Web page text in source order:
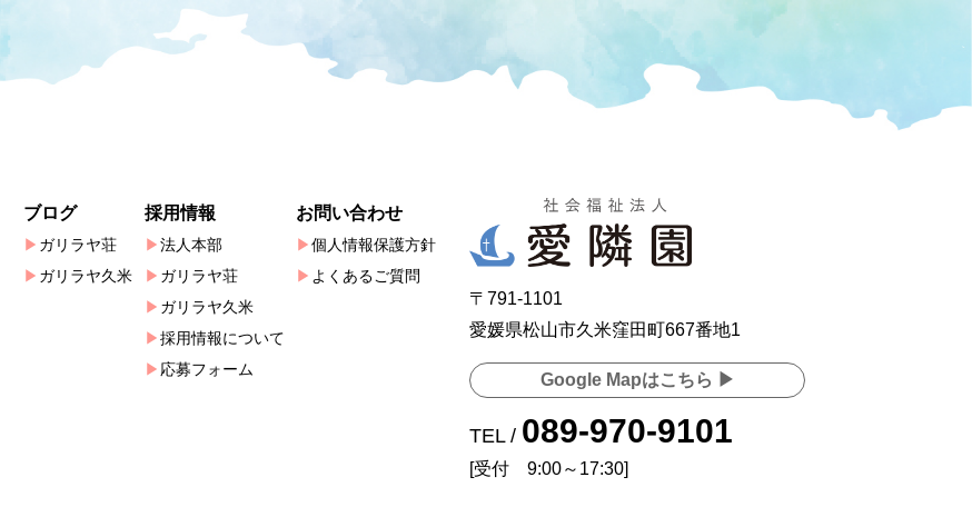
ブログ
ガリラヤ荘
ガリラヤ久米
採用情報
法人本部
ガリラヤ荘
ガリラヤ久米
採用情報について
応募フォーム
お問い合わせ
個人情報保護方針
よくあるご質問
〒791-1101
愛媛県松山市久米窪田町667番地1
Google Mapはこちら ▶
TEL / 089-970-9101
[受付 9:00～17:30]